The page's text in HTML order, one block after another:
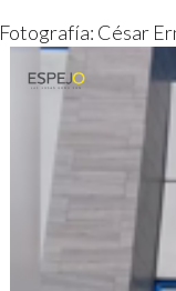
Fotografía: César